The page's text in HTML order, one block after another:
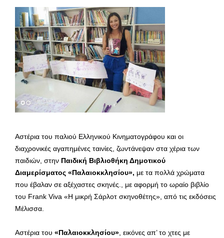
Αστέρια του παλιού Ελληνικού Κινηματογράφου και οι
διαχρονικές αγαπημένες ταινίες, ζωντάνεψαν στα χέρια των
παιδιών, στην Παιδική Βιβλιοθήκη Δημοτικού
Διαμερίσματος «Παλαιοκκλησίου», με τα πολλά χρώματα
που έβαλαν σε αξέχαστες σκηνές., με αφορμή το ωραίο βιβλίο
του Frank Viva «Η μικρή Σάρλοτ σκηνοθέτης», από τις εκδόσεις
Μέλισσα.
Αστέρια του «Παλαιοκκλησίου» , εικόνες απ’ το χτες με